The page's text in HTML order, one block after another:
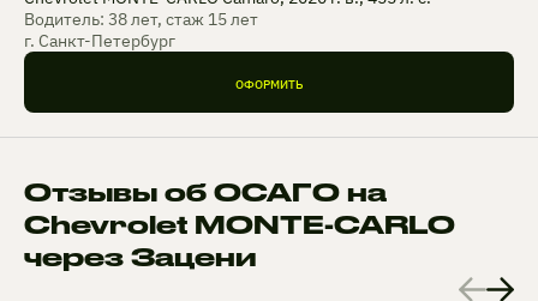
Водитель: 38 лет, стаж 15 лет
г. Санкт-Петербург
ОФОРМИТЬ
Отзывы об ОСАГО на
Chevrolet MONTE-CARLO
через Зацени